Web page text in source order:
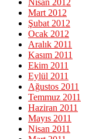
Mart 2012
Şubat 2012
Ocak 2012
Aralık 2011
Kasım 2011
Ekim 2011
Eylül 2011
Ağustos 2011
Temmuz 2011
Haziran 2011
Mayıs 2011
Nisan 2011